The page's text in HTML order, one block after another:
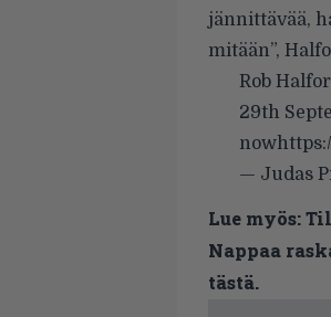
jännittävää,
mitään”,
Rob
29th
now
— Judas
Lue myös:
Nappaa
tästä.